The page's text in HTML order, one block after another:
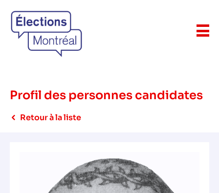
Profil des personnes candidates
Retour à la liste